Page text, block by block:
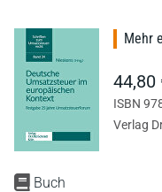
Buch
Mehr
44,80
ISBN
Verlag